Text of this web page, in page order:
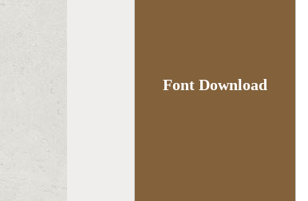
Font Download